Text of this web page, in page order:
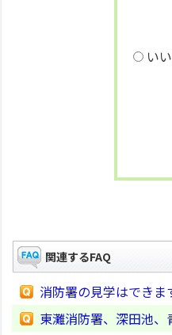
い
関連するFAQ
消防署の見学はできま
東灘消防署、深田池